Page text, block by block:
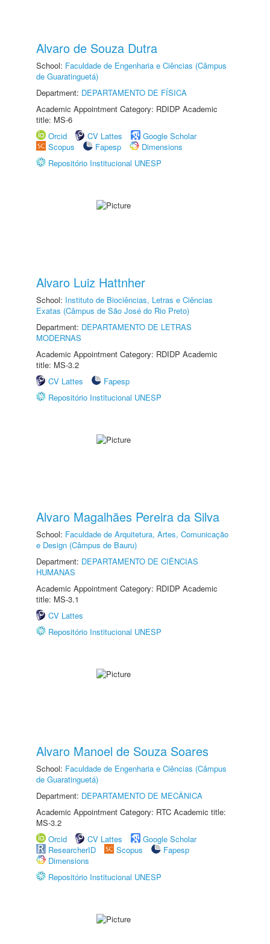
Alvaro de Souza Dutra
School: Faculdade de Engenharia e Ciências (Câmpus
de Guaratinguetá)
Department: DEPARTAMENTO DE FÍSICA
Academic Appointment Category: RDIDP Academic
title: MS-6
Orcid
CV Lattes
Google Scholar
Scopus
Fapesp
Dimensions
Repositório Institucional UNESP
Alvaro Luiz Hattnher
School: Instituto de Biociências, Letras e Ciências
Exatas (Câmpus de São José do Rio Preto)
Department: DEPARTAMENTO DE LETRAS
MODERNAS
Academic Appointment Category: RDIDP Academic
title: MS-3.2
CV Lattes
Fapesp
Repositório Institucional UNESP
Alvaro Magalhães Pereira da Silva
School: Faculdade de Arquitetura, Artes, Comunicação
e Design (Câmpus de Bauru)
Department: DEPARTAMENTO DE CIÊNCIAS
HUMANAS
Academic Appointment Category: RDIDP Academic
title: MS-3.1
CV Lattes
Repositório Institucional UNESP
Alvaro Manoel de Souza Soares
School: Faculdade de Engenharia e Ciências (Câmpus
de Guaratinguetá)
Department: DEPARTAMENTO DE MECÂNICA
Academic Appointment Category: RTC Academic title:
MS-3.2
Orcid
CV Lattes
Google Scholar
ResearcherID
Scopus
Fapesp
Dimensions
Repositório Institucional UNESP